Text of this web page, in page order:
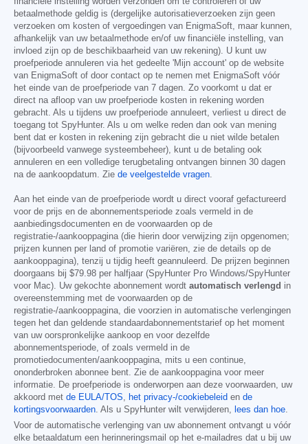
betaalmethode geldig is (dergelijke autorisatieverzoeken zijn geen
verzoeken om kosten of vergoedingen van EnigmaSoft, maar kunnen,
afhankelijk van uw betaalmethode en/of uw financiële instelling, van
invloed zijn op de beschikbaarheid van uw rekening). U kunt uw
proefperiode annuleren via het gedeelte 'Mijn account' op de website
van EnigmaSoft of door contact op te nemen met EnigmaSoft vóór
het einde van de proefperiode van 7 dagen. Zo voorkomt u dat er
direct na afloop van uw proefperiode kosten in rekening worden
gebracht. Als u tijdens uw proefperiode annuleert, verliest u direct de
toegang tot SpyHunter. Als u om welke reden dan ook van mening
bent dat er kosten in rekening zijn gebracht die u niet wilde betalen
(bijvoorbeeld vanwege systeembeheer), kunt u de betaling ook
annuleren en een volledige terugbetaling ontvangen binnen 30 dagen
na de aankoopdatum. Zie de veelgestelde vragen.
Aan het einde van de proefperiode wordt u direct vooraf gefactureerd
voor de prijs en de abonnementsperiode zoals vermeld in de
aanbiedingsdocumenten en de voorwaarden op de
registratie-/aankooppagina (die hierin door verwijzing zijn opgenomen;
prijzen kunnen per land of promotie variëren, zie de details op de
aankooppagina), tenzij u tijdig heeft geannuleerd. De prijzen beginnen
doorgaans bij $79.98 per halfjaar (SpyHunter Pro Windows/SpyHunter
voor Mac). Uw gekochte abonnement wordt automatisch verlengd in
overeenstemming met de voorwaarden op de
registratie-/aankooppagina, die voorzien in automatische verlengingen
tegen het dan geldende standaardabonnementstarief op het moment
van uw oorspronkelijke aankoop en voor dezelfde
abonnementsperiode, of zoals vermeld in de
promotiedocumenten/aankooppagina, mits u een continue,
ononderbroken abonnee bent. Zie de aankooppagina voor meer
informatie. De proefperiode is onderworpen aan deze voorwaarden, uw
akkoord met de EULA/TOS, het privacy-/cookiebeleid en de
kortingsvoorwaarden. Als u SpyHunter wilt verwijderen, lees dan hoe.
Voor de automatische verlenging van uw abonnement ontvangt u vóór
elke betaaldatum een herinneringsmail op het e-mailadres dat u bij uw